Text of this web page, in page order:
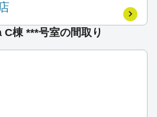
棟 ***号室の間取り